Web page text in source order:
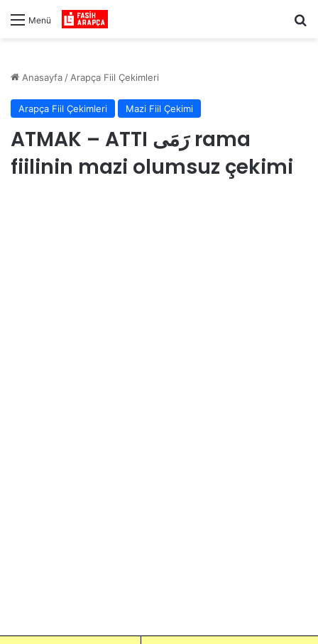
Menü
Anasayfa / Arapça Fiil Çekimleri
Arapça Fiil Çekimleri Mazi Fiil Çekimi
ATMAK – ATTI رَمَى rama
fiilinin mazi olumsuz çekimi